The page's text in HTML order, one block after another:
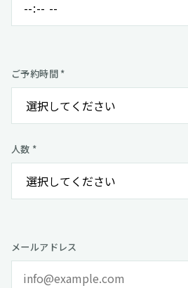
ご予約時間 *
人数 *
メールアドレス